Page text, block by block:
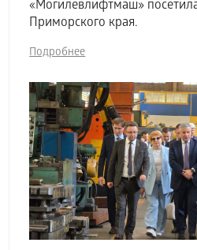
«Могилевлифтмаш»
Приморского края.
Подробнее